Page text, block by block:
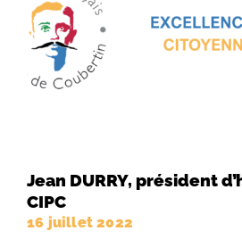
Jean DURRY, président
CIPC
16 juillet 2022